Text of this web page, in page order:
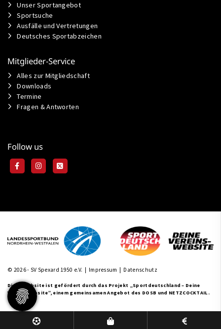
Unser Sportangebot
Sportsuche
Ausfälle und Vertretungen
Deutsches Sportabzeichen
Mitglieder-Service
Alles zur Mitgliedschaft
Downloads
Termine
Fragen & Antworten
Follow us
© 2026 - SV Spexard 1950 e.V. | Impressum Datenschutz
Diese Website ist gefördert durch das Projekt „Sportdeutschland – Deine
Vereinswebsite”, einem gemeinsamen Angebot des DOSB und NETZCOCKTAIL.